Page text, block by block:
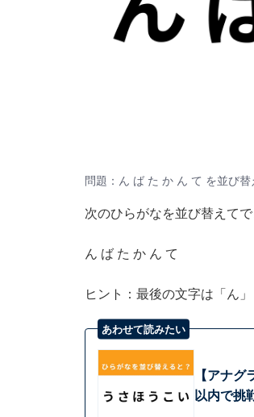
問題：ん ば た か ん て を並び替
次のひらがなを並び替えて
ん ば た か ん て
ヒント：最後の文字は「ん」
あわせて読みたい
【アナ
以内で挑